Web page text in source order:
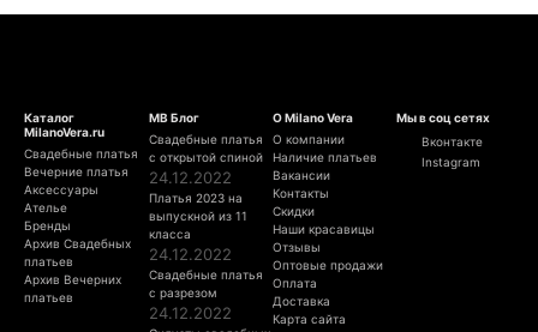
Каталог
MilanoVera.ru
Свадебные платья
Вечерние платья
Аксессуары
Ателье
Бренды
Архив Свадебных
платьев
Архив Вечерних
платьев
МВ Блог
Свадебные платья
с открытой спиной
24.12.2022
Платья 2023 на
выпускной из 11
класса
24.12.2022
Свадебные платья
с разрезом
24.12.2022
О Milano Vera
О компании
Наличие платьев
Вакансии
Контакты
Скидки
Наши красавицы
Отзывы
Оптовые продажи
Оплата
Доставка
Карта сайта
Мы в соц сетях
Вконтакте
Instagram